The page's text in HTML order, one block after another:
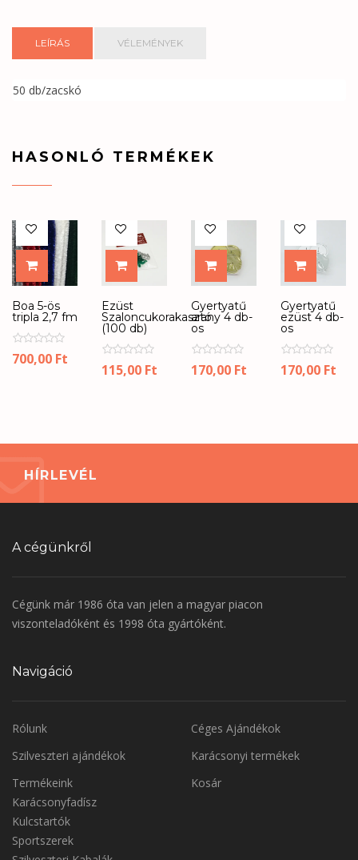
LEÍRÁS VÉLEMÉNYEK
50 db/zacskó
HASONLÓ TERMÉKEK
SELECT OPTIONS
Boa 5-ös
tripla 2,7 fm
700,00 Ft
KOSÁRBA
Ezüst
Szaloncukorakasztó
(100 db)
115,00 Ft
KOSÁRBA
Gyertyatű
arany 4 db-
os
170,00 Ft
Gyertyatű
ezüst 4 db-
os
170,00 Ft
HÍRLEVÉL
A cégünkről
Cégünk már 1986 óta van jelen a magyar piacon
viszonteladóként és 1998 óta gyártóként.
Navigáció
Rólunk
Céges Ajándékok
Szilveszteri ajándékok
Karácsonyi termékek
Termékeink
Karácsonyfadísz
Kulcstartók
Sportszerek
Kosár